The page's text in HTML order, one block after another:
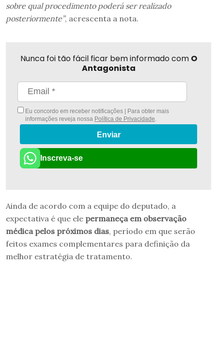
sobre qual procedimento poderá ser realizado
posteriormente”, acrescenta a nota.
Nunca foi tão fácil ficar bem informado com O
Antagonista
Eu concordo em receber notificações | Para obter mais
informações reveja nossa Política de Privacidade.
Enviar
Inscreva-se
Ainda de acordo com a equipe do deputado, a
expectativa é que ele permaneça em observação
médica pelos próximos dias, período em que serão
feitos exames complementares para definição da
melhor estratégia de tratamento.